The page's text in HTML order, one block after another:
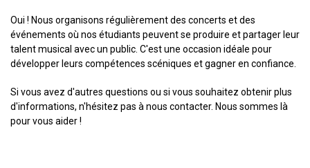
Oui ! Nous organisons régulièrement des concerts et des
événements où nos étudiants peuvent se produire et partager leur
talent musical avec un public. C'est une occasion idéale pour
développer leurs compétences scéniques et gagner en confiance.
Si vous avez d'autres questions ou si vous souhaitez obtenir plus
d'informations, n'hésitez pas à nous contacter. Nous sommes là
pour vous aider !